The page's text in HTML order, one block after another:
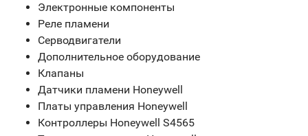
Электронные компоненты
Реле пламени
Серводвигатели
Дополнительное оборудование
Клапаны
Датчики пламени Honeywell
Платы управления Honeywell
Контроллеры Honeywell S4565